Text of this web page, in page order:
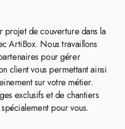
projet de couverture dans la
ArtiBox. Nous travaillons
pour gérer
client vous permettant ainsi
sur votre métier.
exclusifs et de chantiers
pour vous.